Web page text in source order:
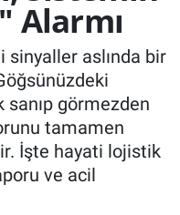
Alarmı
aslında bir
sanıp görmezden
tamamen
İşte hayati lojistik
ve acil